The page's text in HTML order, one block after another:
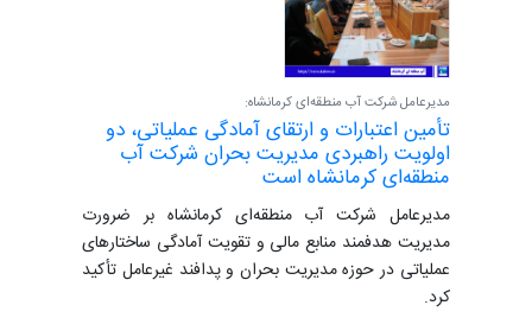
مدیرعامل شرکت آب منطقه‌ای کرمانشاه:
تأمین اعتبارات و ارتقای آمادگی عملیاتی، دو
اولویت راهبردی مدیریت بحران شرکت آب
منطقه‌ای کرمانشاه است
مدیرعامل شرکت آب منطقه‌ای کرمانشاه بر ضرورت
مدیریت هدفمند منابع مالی و تقویت آمادگی ساختارهای
عملیاتی در حوزه مدیریت بحران و پدافند غیرعامل تأکید
کرد.